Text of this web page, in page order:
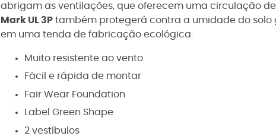
abrigam as ventilações, que oferecem uma circulação
Mark UL 3P também protegerá contra a umidade do solo
em uma tenda de fabricação ecológica.
Muito resistente ao vento
Fácil e rápida de montar
Fair Wear Foundation
Label Green Shape
2 vestíbulos